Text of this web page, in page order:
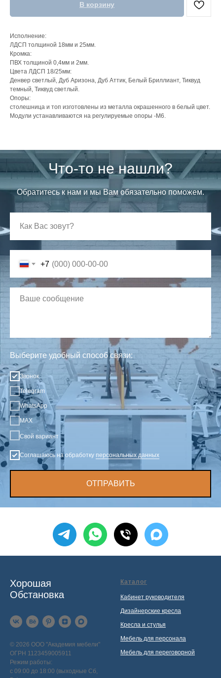
В корзину
Исполнение:
ЛДСП толщиной 18мм и 25мм.
Кромка:
ПВХ толщиной 0,4мм и 2мм.
Цвета ЛДСП 18/25мм:
Денвер светлый, Дуб Аризона, Дуб Аттик, Белый Бриллиант, Тиквуд
темный, Тиквуд светлый.
Опоры:
столешница и топ изготовлены из металла окрашенного в белый цвет.
Модули устанавливаются на регулируемые опоры -М6.
Что-то не нашли?
Обратитесь к нам и мы Вам обязательно поможем.
+7
Выберите удобный способ связи:
Звонок
Telegram
WhatsApp
MAX
Свой вариант
Соглашаюсь на обработку персональных данных
ОТПРАВИТЬ
Хорошая
Обстановка
© 2026 ООО "Академия мебели"
ОГРН 1123459005911
Режим работы:
с 09:00 до 18:00 (выходные Сб,
Каталог
Кабинет руководителя
Дизайнерские кресла
Кресла и стулья
Мебель для персонала
Мебель для переговорной